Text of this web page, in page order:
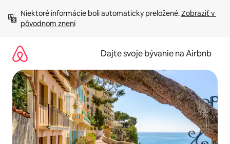
obsah.
Niektoré informácie boli automaticky preložené. Zobraziť v
pôvodnom znení
Dajte svoje bývanie na Airbnb